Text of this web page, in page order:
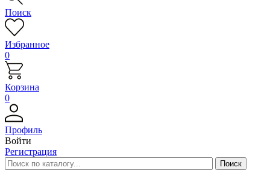
Поиск
Избранное
0
Корзина
0
Профиль
Войти
Регистрация